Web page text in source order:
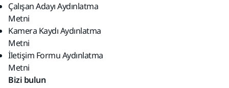
Çalışan Adayı Aydınlatma
Metni
Kamera Kaydı Aydınlatma
Metni
İletişim Formu Aydınlatma
Metni
Bizi bulun